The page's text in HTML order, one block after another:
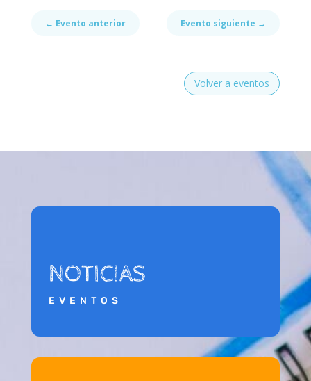
← Evento anterior Evento siguiente →
Volver a eventos
NOTICIAS
EVENTOS